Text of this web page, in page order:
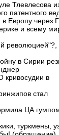
Тлевлесова
патентного
в Европу через
и всему
в Сирии
кривосудии в
стал
ЦА
туркмены,